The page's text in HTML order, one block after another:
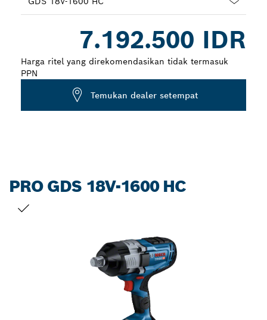
7.192.500 IDR
Harga ritel yang direkomendasikan tidak termasuk
PPN
Temukan dealer setempat
PRO GDS 18V-1600 HC